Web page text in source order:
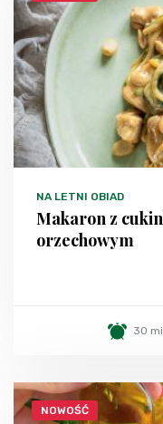
NA LETNI OBIAD
Makaron z
orzechowym
30
NOWOŚĆ